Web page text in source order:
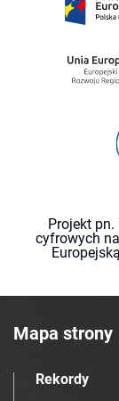
Projekt
cyfrowych
Mapa strony
Rekordy